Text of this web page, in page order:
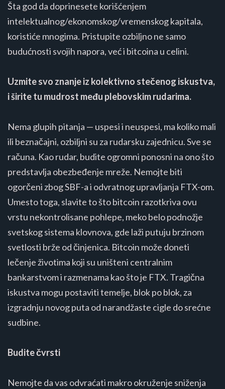
Šta god da doprinesete korišćenjem
intelektualnog/ekonomskog/vremenskog kapitala,
koristiće mnogima. Pristupite ozbiljno ne samo
budućnosti svojih napora, već i bitcoina u celini.
Uzmite svo znanje iz kolektivno stečenog iskustva,
i širite tu mudrost među plebovskim rudarima.
Nema glupih pitanja — uspesi i neuspesi, ma koliko mali
ili beznačajni, ozbiljni su za rudarsku zajednicu. Sve se
računa. Kao rudar, budite ogromni ponosni na ono što
predstavlja obezbeđenje mreže. Nemojte biti
ogorčeni zbog SBF-a i odvratnog upravljanja FTX-om.
Umesto toga, slavite to što bitcoin razotkriva ovu
vrstu nekontrolisane pohlepe, meko belo podnožje
svetskog sistema klovnova, gde laži putuju brzinom
svetlosti brže od činjenica. Bitcoin može doneti
lečenje životima koji su uništeni centralnim
bankarstvom i razmenama kao što je FTX. Tragična
iskustva mogu postaviti temelje, blok po blok, za
izgradnju novog puta od narandžaste cigle do srećne
sudbine.
Budite čvrsti
Nemojte da vas odvraćati makro okruženje sniženja